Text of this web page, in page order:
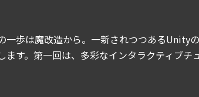
一歩は魔改造から。一新されつつあるUnity
ます。第一回は、多彩なインタラクティブチ